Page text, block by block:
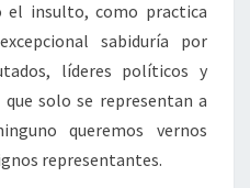
el insulto, como practica
sabiduría por
líderes políticos y
solo se representan a
queremos vernos
representantes.